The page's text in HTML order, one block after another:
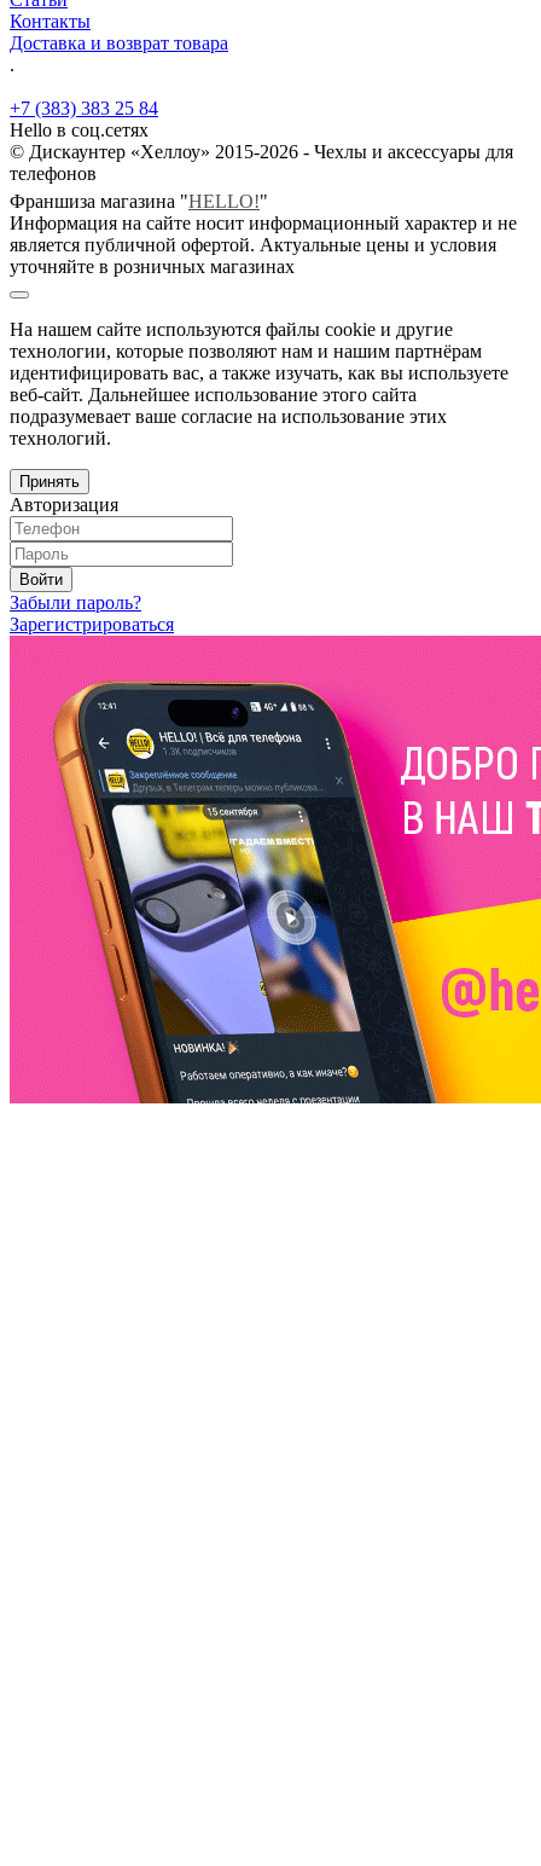
Контакты
Доставка и возврат товара
.
+7 (383) 383 25 84
Hello в соц.сетях
© Дискаунтер «Хеллоу» 2015-2026 - Чехлы и аксессуары для
телефонов
Франшиза магазина "HELLO!"
Информация на сайте носит информационный характер и не
является публичной офертой. Актуальные цены и условия
уточняйте в розничных магазинах
На нашем сайте используются файлы cookie и другие
технологии, которые позволяют нам и нашим партнёрам
идентифицировать вас, а также изучать, как вы используете
веб-сайт. Дальнейшее использование этого сайта
подразумевает ваше согласие на использование этих
технологий.
Принять
Авторизация
Войти
Забыли пароль?
Зарегистрироваться